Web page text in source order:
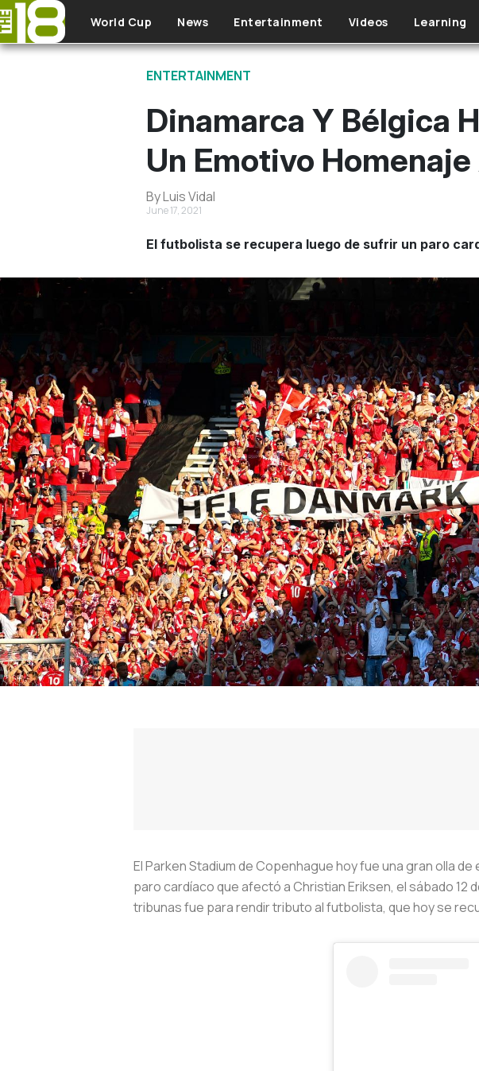
Skip to main content
World Cup News Entertainment Videos Learning
ENTERTAINMENT
Dinamarca Y Bélgica
Un Emotivo
By Luis Vidal
June 17, 2021
El futbolista se recupera luego de sufrir un paro
El Parken Stadium de Copenhague hoy fue una gran olla
paro cardíaco que afectó a Christian Eriksen, el sábado 12
tribunas fue para rendir tributo al futbolista, que hoy se